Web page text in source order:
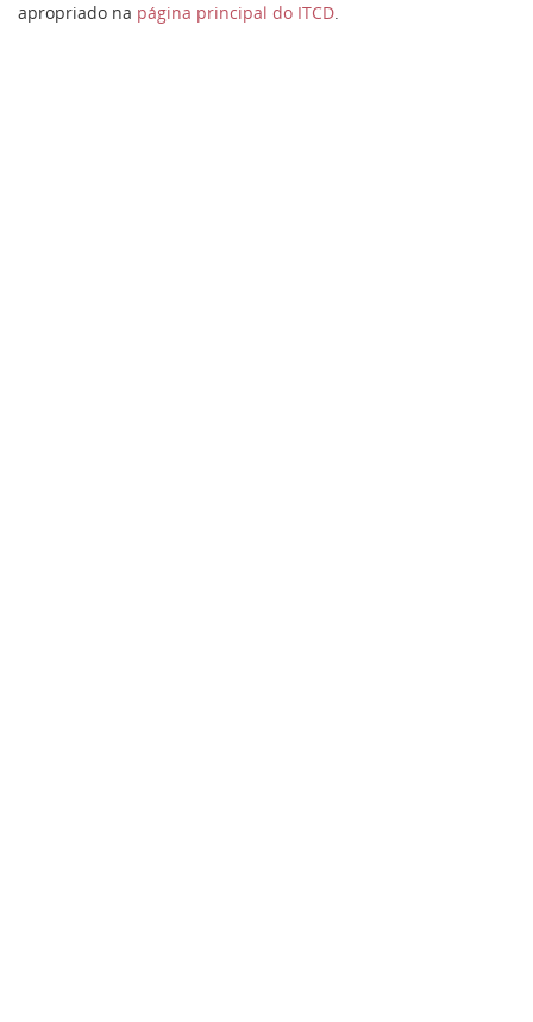
apropriado na página principal do ITCD.